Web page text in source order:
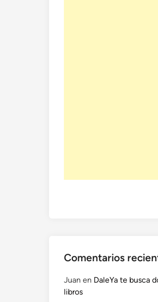
Comentarios
Juan en DaleYa te busca
libros